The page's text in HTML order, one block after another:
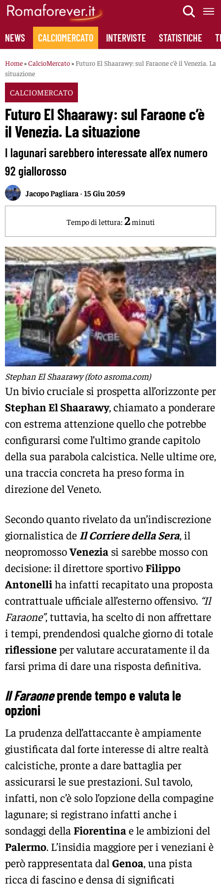
Skip
content
NEWS CALCIOMERCATO INTERVISTE STATISTICHE
Home»CalcioMercato» Futuro El Shaarawy: sul Faraone c’è il Venezia. La
situazione
CALCIOMERCATO
Futuro El Shaarawy: sul Faraone c’è
il Venezia. La situazione
I lagunari sarebbero interessate all’ex numero
92 giallorosso
Jacopo Pagliara -15 Giu 20:59
Tempo di lettura: 2minuti
Stephan El Shaarawy (foto asroma.com)
Un bivio cruciale si prospetta all’orizzonte per
Stephan El Shaarawy, chiamato a ponderare
con estrema attenzione quello che potrebbe
configurarsi come l’ultimo grande capitolo
della sua parabola calcistica. Nelle ultime ore,
una traccia concreta ha preso forma in
direzione del Veneto.
Secondo quanto rivelato da un’indiscrezione
giornalistica de Il Corriere della Sera, il
neopromossoVenezia si sarebbe mosso con
decisione: il direttore sportivoFilippo
Antonelliha infatti recapitato una proposta
contrattuale ufficiale all’esterno offensivo. “Il
Faraone”, tuttavia, ha scelto di non affrettare
i tempi, prendendosi qualche giorno di totale
riflessioneper valutare accuratamente il da
farsi prima di dare una risposta definitiva.
Il Faraoneprende tempo e valuta le
opzioni
La prudenza dell’attaccante è ampiamente
giustificata dal forte interesse di altre realtà
calcistiche, pronte a dare battaglia per
assicurarsi le sue prestazioni. Sul tavolo,
infatti, non c’è solo l’opzione della compagine
lagunare; si registrano infatti anche i
sondaggi della Fiorentinae le ambizioni del
Palermo. L’insidia maggiore per i veneziani è
però rappresentata dal Genoa, una pista
ricca di fascino e densa di significati